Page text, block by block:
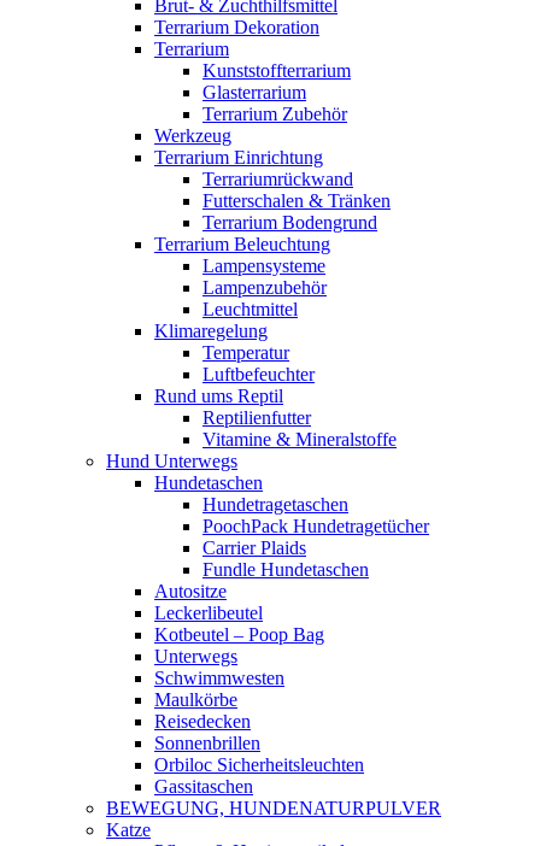
Brut- & Zuchthilfsmittel
Terrarium Dekoration
Terrarium
Kunststoffterrarium
Glasterrarium
Terrarium Zubehör
Werkzeug
Terrarium Einrichtung
Terrariumrückwand
Futterschalen & Tränken
Terrarium Bodengrund
Terrarium Beleuchtung
Lampensysteme
Lampenzubehör
Leuchtmittel
Klimaregelung
Temperatur
Luftbefeuchter
Rund ums Reptil
Reptilienfutter
Vitamine & Mineralstoffe
Hund Unterwegs
Hundetaschen
Hundetragetaschen
PoochPack Hundetragetücher
Carrier Plaids
Fundle Hundetaschen
Autositze
Leckerlibeutel
Kotbeutel – Poop Bag
Unterwegs
Schwimmwesten
Maulkörbe
Reisedecken
Sonnenbrillen
Orbiloc Sicherheitsleuchten
Gassitaschen
BEWEGUNG, HUNDENATURPULVER
Katze